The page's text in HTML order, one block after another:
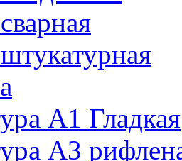
А1 Гладкая
А3